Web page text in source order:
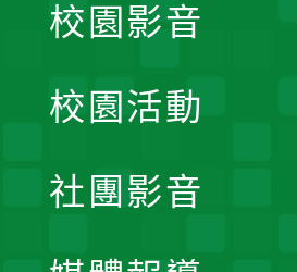
校園影音
校園活動
社團影音